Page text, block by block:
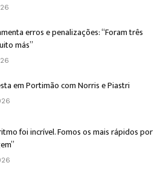
erros e penalizações: “Foram três
más”
em Portimão com Norris e Piastri
foi incrível. Fomos os mais rápidos por